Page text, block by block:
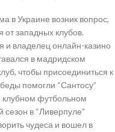
в Украине возник вопрос,
западных клубов.
и владелец онлайн-казино
в мадридском
чтобы присоединиться к
помогли “Сантосу”
клубном футбольном
в “Ливерпуле”
чудеса и вошел в